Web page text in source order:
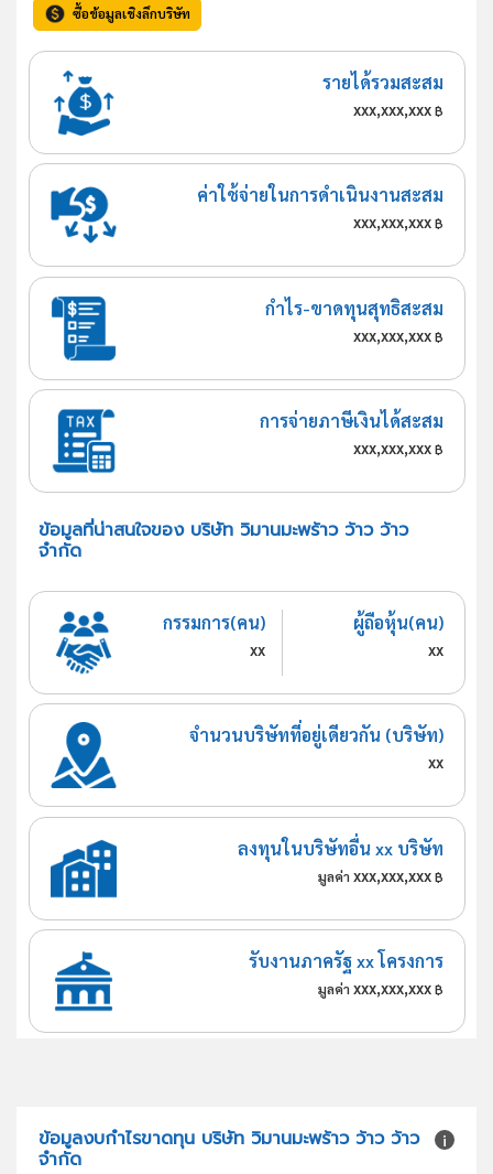
ซื้อข้อมูลเชิงลึกบริษัท
รายได้รวมสะสม
xxx,xxx,xxx฿
ค่าใช้จ่ายในการดำเนินงานสะสม
xxx,xxx,xxx฿
กำไร-ขาดทุนสุทธิสะสม
xxx,xxx,xxx฿
การจ่ายภาษีเงินได้สะสม
xxx,xxx,xxx฿
ข้อมูลที่น่าสนใจของ บริษัท วิมานมะพร้าว ว้าว ว้าว
จำกัด
กรรมการ(คน)
xx
ผู้ถือหุ้น(คน)
xx
จำนวนบริษัทที่อยู่เดียวกัน (บริษัท)
xx
ลงทุนในบริษัทอื่น xx บริษัท
มูลค่า xxx,xxx,xxx ฿
รับงานภาครัฐ xx โครงการ
มูลค่า xxx,xxx,xxx ฿
ข้อมูลงบกำไรขาดทุน บริษัท วิมานมะพร้าว ว้าว ว้าว
จำกัด